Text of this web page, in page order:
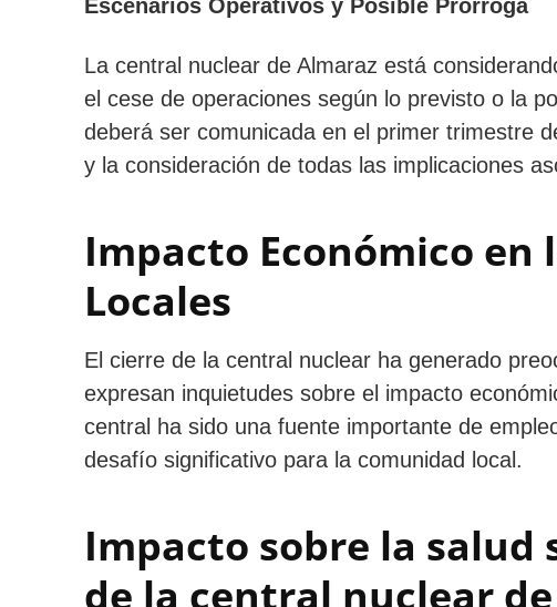
Escenarios Operativos y Posible Prórroga
La central nuclear de Almaraz está
el cese de operaciones según lo previsto o la
deberá ser comunicada en el primer trimestre
y la consideración de todas las implicaciones
Impacto Económico en
Locales
El cierre de la central nuclear ha generado
expresan inquietudes sobre el impacto
central ha sido una fuente importante de
desafío significativo para la comunidad local.
Impacto sobre la
de la central nuclear